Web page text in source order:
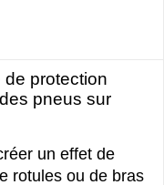
protection
pneus sur
un effet de
rotules ou de bras